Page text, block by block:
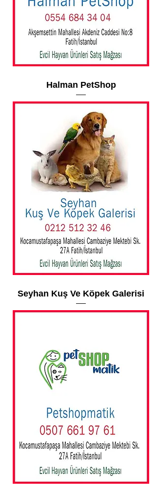
Halman PetShop
Seyhan Kuş Ve Köpek Galerisi